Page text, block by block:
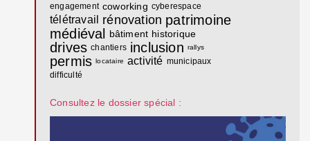
engagement coworking cyberespace
télétravail rénovation patrimoine
médiéval
bâtiment historique
drives chantiers inclusion rallys
permis locataire activité municipaux
difficulté
Consultez le dossier spécial :